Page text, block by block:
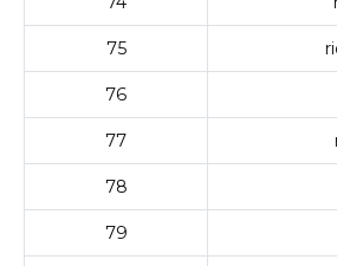
75
76
77
78
79